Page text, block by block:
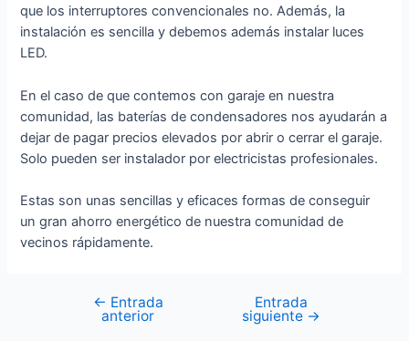
que los interruptores convencionales no. Además, la
instalación es sencilla y debemos además instalar luces
LED.
En el caso de que contemos con garaje en nuestra
comunidad, las baterías de condensadores nos ayudarán a
dejar de pagar precios elevados por abrir o cerrar el garaje.
Solo pueden ser instalador por electricistas profesionales.
Estas son unas sencillas y eficaces formas de conseguir
un gran ahorro energético de nuestra comunidad de
vecinos rápidamente.
Navegación
← Entrada
anterior
Entrada
siguiente →